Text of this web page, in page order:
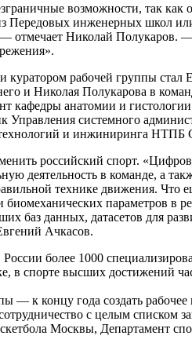
возможности, так
Передовых инженерных школ
отмечает Николай Полукаров.
куратором рабочей группы
и Николая Полукарова в
кафедры анатомии и
системного
и инжиниринга НТПБ
российский спорт.
деятельность в команде, а
технике движения. Что
биомеханических параметров
баз данных, датасетов для
Ачкасов.
более 1000
в спорте высших достижений
— к концу года создать
сотрудничество с целым
Москвы, Департамент